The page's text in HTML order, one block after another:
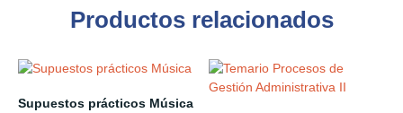
Productos relacionados
Supuestos prácticos Música